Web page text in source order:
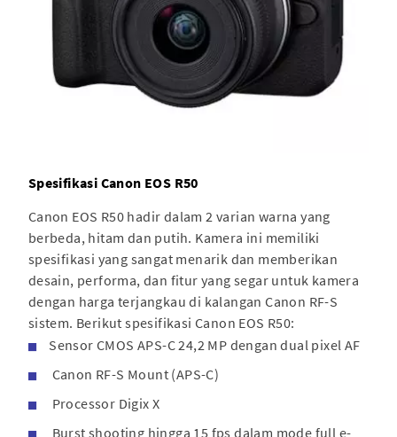
Spesifikasi Canon EOS R50
Canon EOS R50 hadir dalam 2 varian warna yang
berbeda, hitam dan putih. Kamera ini memiliki
spesifikasi yang sangat menarik dan memberikan
desain, performa, dan fitur yang segar untuk kamera
dengan harga terjangkau di kalangan Canon RF-S
sistem. Berikut spesifikasi Canon EOS R50:
Sensor CMOS APS-C 24,2 MP dengan dual pixel AF
Canon RF-S Mount (APS-C)
Processor Digix X
Burst shooting hingga 15 fps dalam mode full e-